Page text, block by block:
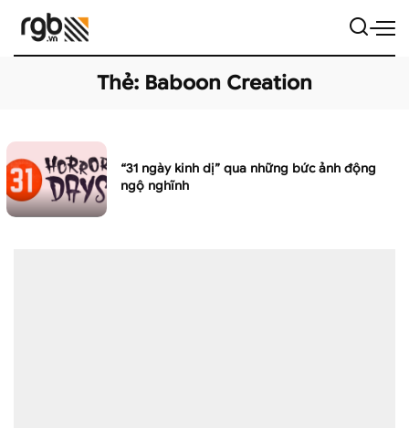
Thẻ: Baboon Creation
“31 ngày kinh dị” qua những bức ảnh động
ngộ nghĩnh